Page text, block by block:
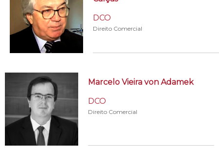
DCO
Direito Comercial
Marcelo Vieira von Adamek
DCO
Direito Comercial